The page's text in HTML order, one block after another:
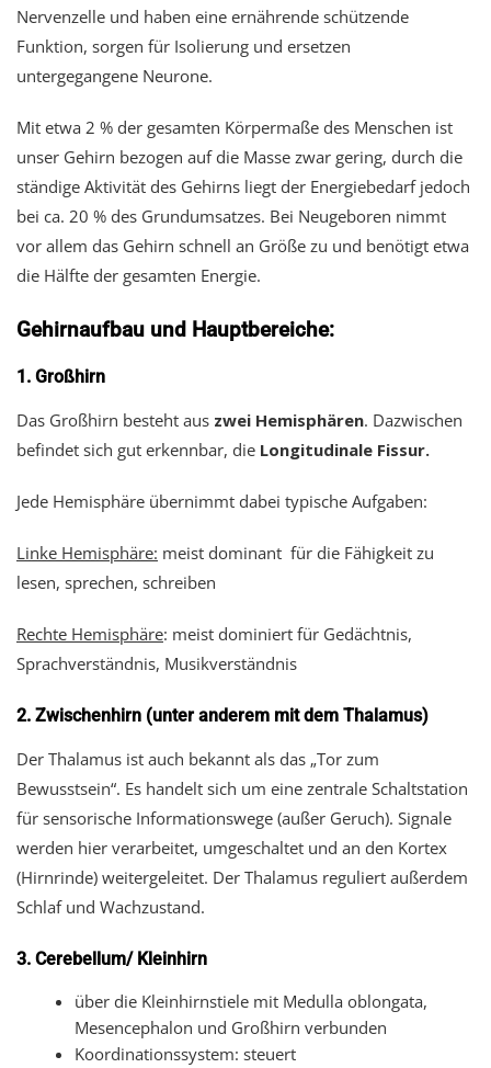
Nervenzelle und haben eine ernährende schützende
Funktion, sorgen für Isolierung und ersetzen
untergegangene Neurone.
Mit etwa 2 % der gesamten Körpermaße des Menschen ist
unser Gehirn bezogen auf die Masse zwar gering, durch die
ständige Aktivität des Gehirns liegt der Energiebedarf jedoch
bei ca. 20 % des Grundumsatzes. Bei Neugeboren nimmt
vor allem das Gehirn schnell an Größe zu und benötigt etwa
die Hälfte der gesamten Energie.
Gehirnaufbau und Hauptbereiche:
1. Großhirn
Das Großhirn besteht aus zwei Hemisphären. Dazwischen
befindet sich gut erkennbar, die Longitudinale Fissur.
Jede Hemisphäre übernimmt dabei typische Aufgaben:
Linke Hemisphäre: meist dominant für die Fähigkeit zu
lesen, sprechen, schreiben
Rechte Hemisphäre: meist dominiert für Gedächtnis,
Sprachverständnis, Musikverständnis
2. Zwischenhirn (unter anderem mit dem Thalamus)
Der Thalamus ist auch bekannt als das „Tor zum
Bewusstsein“. Es handelt sich um eine zentrale Schaltstation
für sensorische Informationswege (außer Geruch). Signale
werden hier verarbeitet, umgeschaltet und an den Kortex
(Hirnrinde) weitergeleitet. Der Thalamus reguliert außerdem
Schlaf und Wachzustand.
3. Cerebellum/ Kleinhirn
über die Kleinhirnstiele mit Medulla oblongata,
Mesencephalon und Großhirn verbunden
Koordinationssystem: steuert